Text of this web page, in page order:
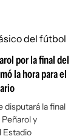
por la final del
la hora para el
disputará la final
y
Estadio